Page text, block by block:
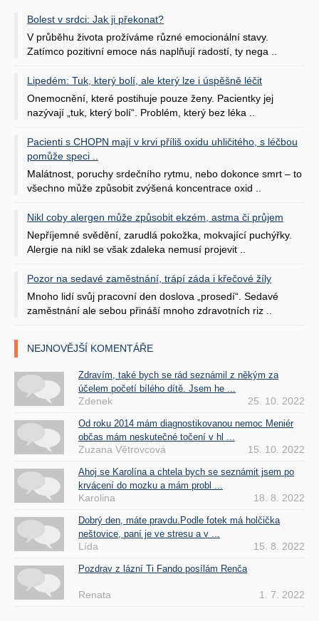
Bolest v srdci: Jak ji překonat?
V průběhu života prožíváme různé emocionální stavy.
Zatímco pozitivní emoce nás naplňují radostí, ty nega ..
Lipedém: Tuk, který bolí, ale který lze i úspěšně léčit
Onemocnění, které postihuje pouze ženy. Pacientky jej
nazývají „tuk, který bolí“. Problém, který bez léka ..
Pacienti s CHOPN mají v krvi příliš oxidu uhličitého, s léčbou
pomůže speci ..
Malátnost, poruchy srdečního rytmu, nebo dokonce smrt – to
všechno může způsobit zvýšená koncentrace oxid ..
Nikl coby alergen může způsobit ekzém, astma či průjem
Nepříjemné svědění, zarudlá pokožka, mokvající puchýřky.
Alergie na nikl se však zdaleka nemusí projevit ..
Pozor na sedavé zaměstnání, trápí záda i křečové žíly
Mnoho lidí svůj pracovní den doslova „prosedí“. Sedavé
zaměstnání ale sebou přináší mnoho zdravotních riz ..
NEJNOVĚJŠÍ KOMENTÁŘE
Zdravím, také bych se rád seznámil z někým za
účelem početí bílého dítě. Jsem he ...
Zdenek 25. 10. 2022
Od roku 2014 mám diagnostikovanou nemoc Meniér
občas mám neskutečné točení v hl ...
Zuzana Větrovcová 15. 10. 2022
Ahoj se Karolína a chtela bych se seznámit jsem po
krvácení do mozku a mám probl ...
Karolina 18. 8. 2022
Dobrý den, máte pravdu.Podle fotek má holčička
neštovice, paní je ve stresu a v ...
Lída 15. 8. 2022
Pozdrav z lázní Ti Fando posílám Renča
Renata 1. 7. 2022